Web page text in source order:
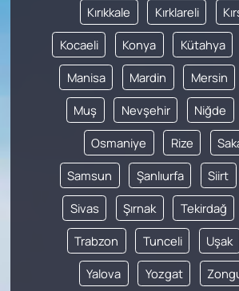
Kırıkkale Kırklareli
Kocaeli Konya Kütahya
Manisa Mardin Mersin
Muş Nevşehir Niğde
Osmaniye Rize
Samsun Şanlıurfa Siirt
Sivas Şırnak Tekirdağ
Trabzon Tunceli Uşak
Yalova Yozgat